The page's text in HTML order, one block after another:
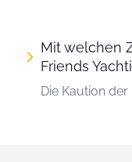
Mit welchen
Friends
Die Kaution